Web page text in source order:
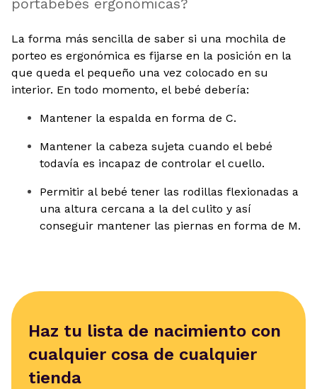
portabebés ergonómicas?
La forma más sencilla de saber si una mochila de
porteo es ergonómica es fijarse en la posición en la
que queda el pequeño una vez colocado en su
interior. En todo momento, el bebé debería:
Mantener la espalda en forma de C.
Mantener la cabeza sujeta cuando el bebé
todavía es incapaz de controlar el cuello.
Permitir al bebé tener las rodillas flexionadas a
una altura cercana a la del culito y así
conseguir mantener las piernas en forma de M.
Haz tu lista de nacimiento con
cualquier cosa de cualquier
tienda